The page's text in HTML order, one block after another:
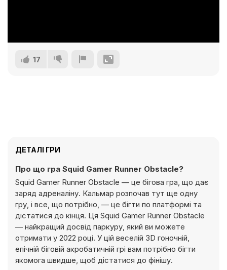
17
ДЕТАЛІ ГРИ
Про що гра Squid Gamer Runner Obstacle?
Squid Gamer Runner Obstacle — це бігова гра, що дає
заряд адреналіну. Кальмар розпочав тут ще одну
гру, і все, що потрібно, — це бігти по платформі та
дістатися до кінця. Ця Squid Gamer Runner Obstacle
— найкращий досвід паркуру, який ви можете
отримати у 2022 році. У цій веселій 3D гоночній,
епічній біговій акробатичній грі вам потрібно бігти
якомога швидше, щоб дістатися до фінішу.